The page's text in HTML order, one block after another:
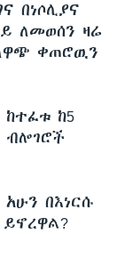
በነሶሊያና
ለመወሰን ዛሬ
ቀጠሮዉን
ከ5
ብሎገሮች
በእነርሱ